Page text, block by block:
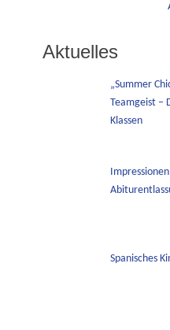
Aktuelles
„Summer
Teamgeist –
Klassen
Spanisches